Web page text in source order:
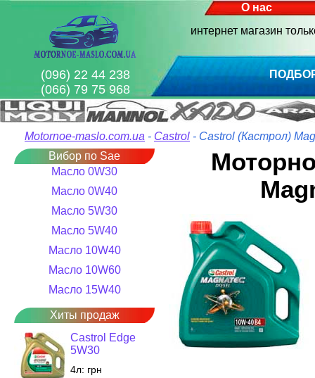
О нас
интернет магазин
(096) 22 44 238
(066) 79 75 968
Motornoe-maslo.com.ua - Castrol - Castrol (Кастрол)
Вибор по Sae
Масло 0W30
Масло 0W40
Масло 5W30
Масло 5W40
Масло 10W40
Масло 10W60
Масло 15W40
Хиты продаж
Castrol Edge
5W30
4л: грн